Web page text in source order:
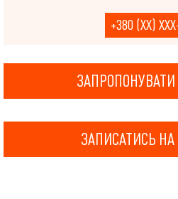
+380 (XX)
ЗАПИСАТИСЬ